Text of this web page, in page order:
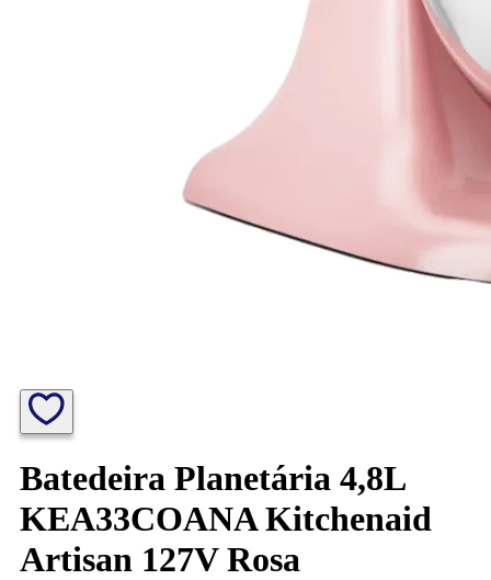
Batedeira Planetária 4,8L
KEA33COANA Kitchenaid
Artisan 127V Rosa